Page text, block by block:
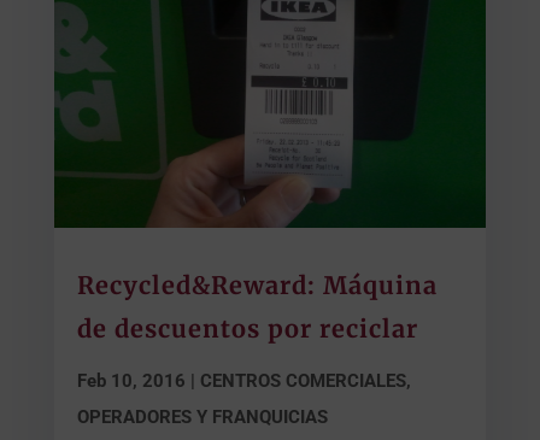
Recycled&Reward: Máquina
de descuentos por reciclar
Feb 10, 2016 | CENTROS COMERCIALES,
OPERADORES Y FRANQUICIAS